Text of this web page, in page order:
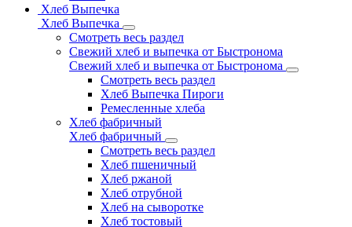
Хлеб Выпечка
Хлеб Выпечка
Смотреть весь раздел
Свежий хлеб и выпечка от Быстронома
Свежий хлеб и выпечка от Быстронома
Смотреть весь раздел
Хлеб Выпечка Пироги
Ремесленные хлеба
Хлеб фабричный
Хлеб фабричный
Смотреть весь раздел
Хлеб пшеничный
Хлеб ржаной
Хлеб отрубной
Хлеб на сыворотке
Хлеб тостовый